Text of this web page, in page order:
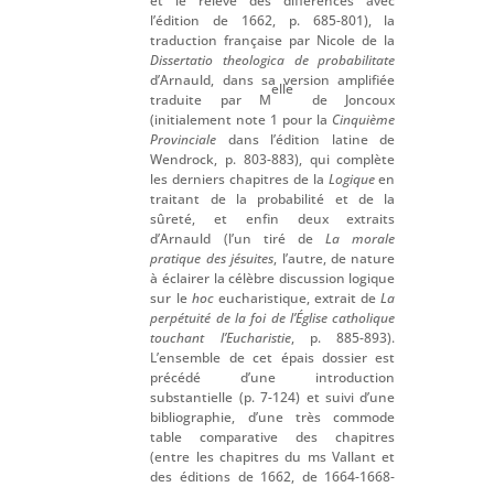
l’édition de 1662, p. 685-801), la
traduction française par Nicole de la
Dissertatio theologica de probabilitate
d’Arnauld, dans sa version amplifiée
traduite par M
elle
de Joncoux
(initialement note 1 pour la Cinquième
Provinciale dans l’édition latine de
Wendrock, p. 803-883), qui complète
les derniers chapitres de la Logiqueen
traitant de la probabilité et de la
sûreté, et enfin deux extraits
d’Arnauld (l’un tiré deLa morale
pratique des jésuites, l’autre, de nature
à éclairer la célèbre discussion logique
sur le hoceucharistique, extrait deLa
perpétuité de la foi de l’Église catholique
touchant l’Eucharistie, p. 885-893).
L’ensemble de cet épais dossier est
précédé d’une introduction
substantielle (p. 7-124) et suivi d’une
bibliographie, d’une très commode
table comparative des chapitres
(entre les chapitres du ms Vallant et
des éditions de 1662, de 1664-1668-